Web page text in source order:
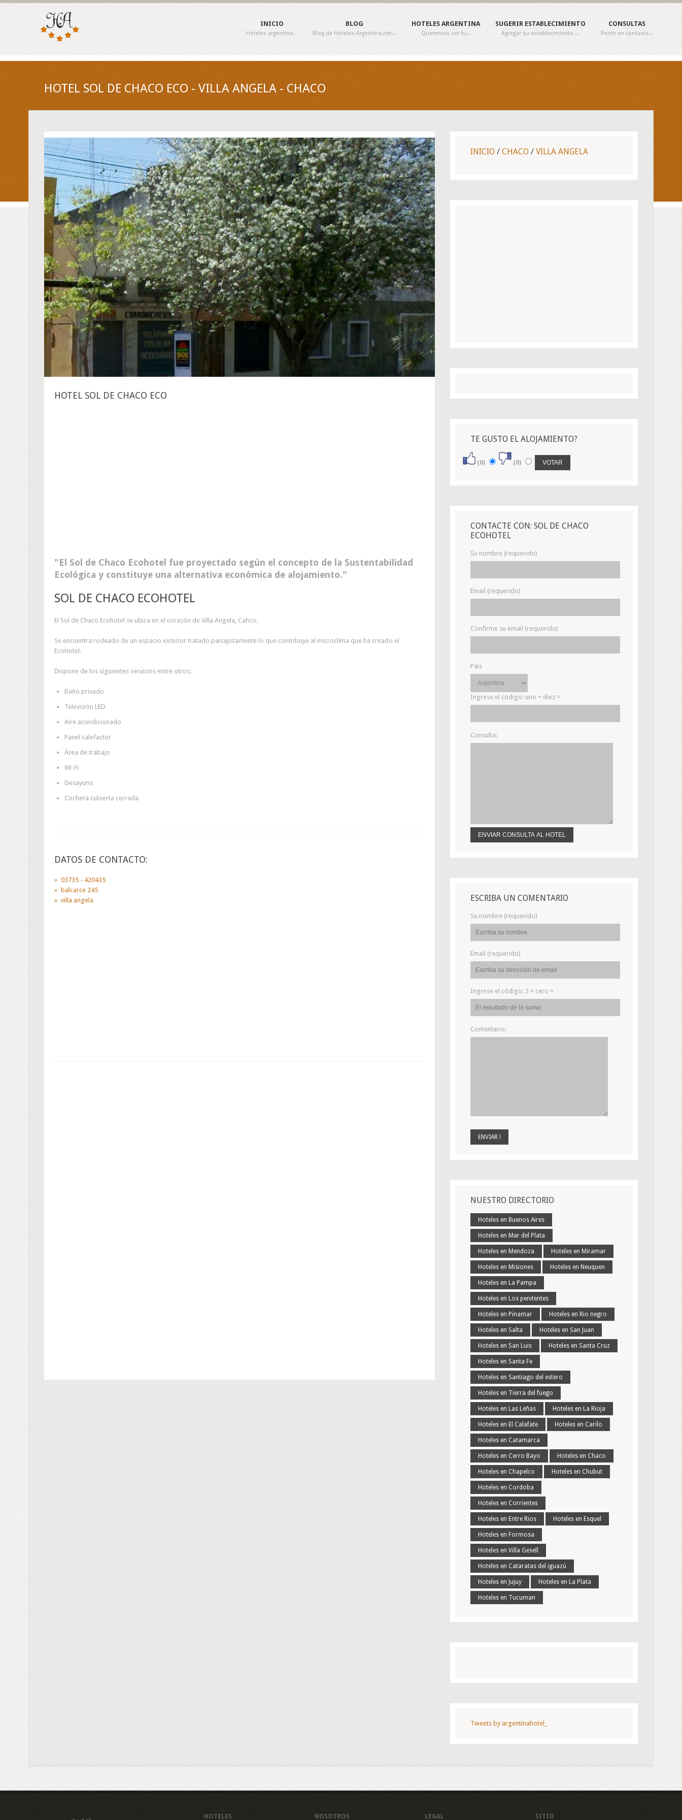
INICIO
Hoteles argentina...
BLOG
Blog de Hoteles-Argentina.net...
HOTELES ARGENTINA
Queremos ser tu...
SUGERIR ESTABLECIMIENTO
Agregar su establecimiento....
CONSULTAS
Ponte en contacto...
HOTEL SOL DE CHACO ECO - VILLA ANGELA - CHACO
HOTEL SOL DE CHACO ECO
El Sol de Chaco Ecohotel fue proyectado según el concepto de la Sustentabilidad
Ecológica y constituye una alternativa económica de alojamiento.
SOL DE CHACO ECOHOTEL
El Sol de Chaco Ecohotel se ubica en el corazón de Villa Angela, Cahco.
Se encuentra rodeado de un espacio exterior tratado paisajistamente lo que contribuye al microclima que ha creado el
EcoHotel.
Dispone de los siguientes servicios entre otros:
Baño privado
Televisión LED
Aire acondicionado
Panel calefactor
Área de trabajo
Wi-Fi
Desayuno
Cochera cubierta cerrada
DATOS DE CONTACTO:
03735 - 420435
balcarce 245
villa angela
INICIO / CHACO / VILLA ANGELA
TE GUSTO EL ALOJAMIENTO?
(0) (0)
CONTACTE CON: SOL DE CHACO
ECOHOTEL
Su nombre (requerido)
Email (requerido)
Confirme su email (requerido)
Pais
Ingrese el código: uno + diez =
Consulta:
ESCRIBA UN COMENTARIO
Su nombre (requerido)
Email (requerido)
Ingrese el código: 2 + cero =
Comentario:
NUESTRO DIRECTORIO
Hoteles en Buenos Aires
Hoteles en Mar del Plata
Hoteles en Mendoza Hoteles en Miramar
Hoteles en Misiones Hoteles en Neuquen
Hoteles en La Pampa
Hoteles en Los penitentes
Hoteles en Pinamar Hoteles en Rio negro
Hoteles en Salta Hoteles en San Juan
Hoteles en San Luis Hoteles en Santa Cruz
Hoteles en Santa Fe
Hoteles en Santiago del estero
Hoteles en Tierra del fuego
Hoteles en Las Leñas Hoteles en La Rioja
Hoteles en El Calafate Hoteles en Carilo
Hoteles en Catamarca
Hoteles en Cerro Bayo Hoteles en Chaco
Hoteles en Chapelco Hoteles en Chubut
Hoteles en Cordoba
Hoteles en Corrientes
Hoteles en Entre Rios Hoteles en Esquel
Hoteles en Formosa
Hoteles en Villa Gesell
Hoteles en Cataratas del iguazú
Hoteles en Jujuy Hoteles en La Plata
Hoteles en Tucuman
Tweets by argentinahotel_
HOTELES NOSOTROS LEGAL SITIO